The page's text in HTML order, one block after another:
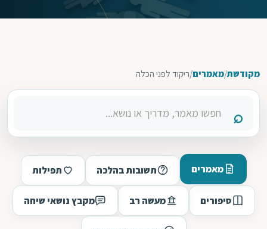
מקודשת/מאמרים/ריקוד לפני הכלה
מאמרים תשובות בהלכה תפילות
סיפורים מעשה רב מקבץ נושאי שיחה